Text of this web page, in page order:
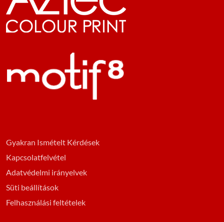
Gyakran Ismételt Kérdések
Kapcsolatfelvétel
Adatvédelmi irányelvek
Süti beállítások
Felhasználási feltételek